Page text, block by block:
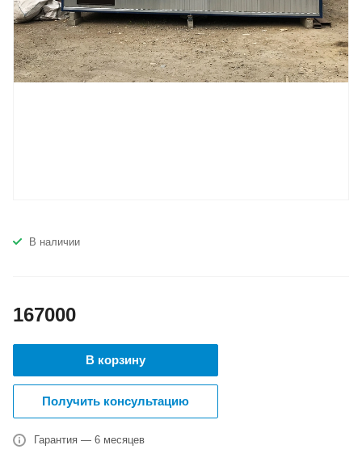
В наличии
167000
В корзину
Получить консультацию
Гарантия — 6 месяцев